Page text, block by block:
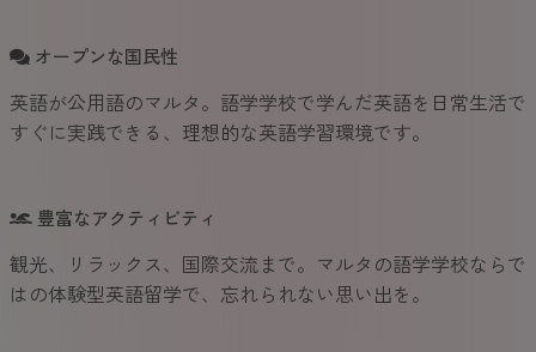
オープンな国民性
英語が公用語のマルタ。語学学校で学んだ英語を日常生活で
すぐに実践できる、理想的な英語学習環境です。
豊富なアクティビティ
観光、リラックス、国際交流まで。マルタの語学学校ならで
はの体験型英語留学で、忘れられない思い出を。